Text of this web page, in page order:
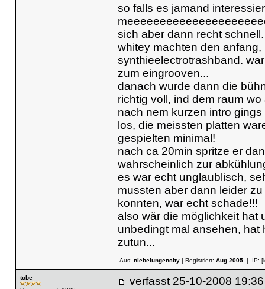
so falls es jamand
sich aber dann recht schnell.
whitey machten den
synthieelectrotrashband.
zum eingrooven...
danach wurde dann die
richtig voll, ind dem raum
nach nem kurzen intro
los, die meissten platten
gespielten minimal!
nach ca 20min spritze er
wahrscheinlich zur
es war echt unglaublisch,
mussten aber dann leider
konnten, war echt schade!!!
also wär die möglichkeit hat
unbedingt mal ansehen, hat
zutun...
Aus: niebelungencity| Registriert: Aug 2005| IP:
tobe
verfasst 25-10-2008